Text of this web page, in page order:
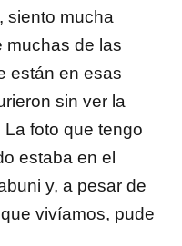
siento mucha
muchas de las
están en esas
sin ver la
La foto que tengo
estaba en el
y, a pesar de
vivíamos, pude